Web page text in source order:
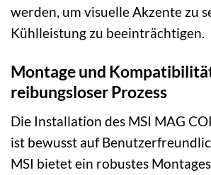
werden, um visuelle Akzente zu
Kühlleistung zu beeinträchtigen.
Montage und
reibungsloser Prozess
Die Installation des MSI MAG
ist bewusst auf
MSI bietet ein robustes